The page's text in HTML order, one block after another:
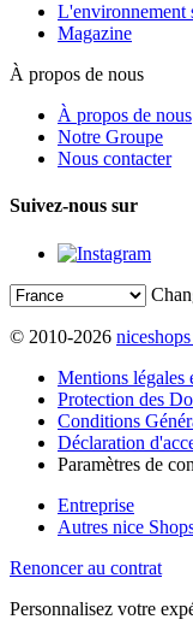
L'environnement
Magazine
À propos de nous
À propos de nous
Notre Groupe
Nous contacter
Suivez-nous sur
© 2010-2026
Mentions légales
Protection des
Conditions
Déclaration
Paramètres de
Entreprise
Autres nice
Renoncer au contrat
Personnalisez votre